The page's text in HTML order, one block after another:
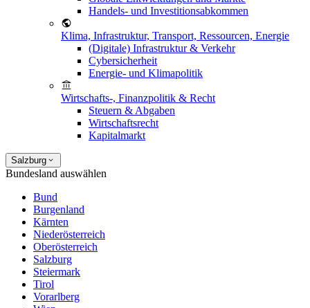
Handels- und Investitionsabkommen
Klima, Infrastruktur, Transport, Ressourcen, Energie
(Digitale) Infrastruktur & Verkehr
Cybersicherheit
Energie- und Klimapolitik
Wirtschafts-, Finanzpolitik & Recht
Steuern & Abgaben
Wirtschaftsrecht
Kapitalmarkt
Salzburg
Bundesland auswählen
Bund
Burgenland
Kärnten
Niederösterreich
Oberösterreich
Salzburg
Steiermark
Tirol
Vorarlberg